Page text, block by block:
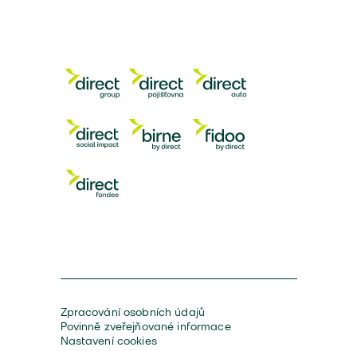
Zpracování osobních údajů
Povinně zveřejňované informace
Nastavení cookies